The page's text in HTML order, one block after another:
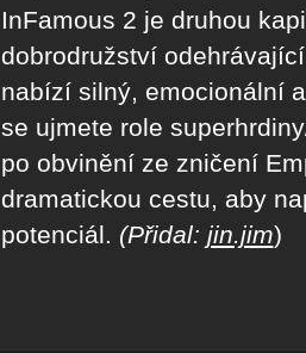
InFamous 2 je druhou
dobrodružství
nabízí silný, emocionální
se ujmete role
po obvinění ze zničení
dramatickou cestu, aby
potenciál. (Přidal: jin.jim)